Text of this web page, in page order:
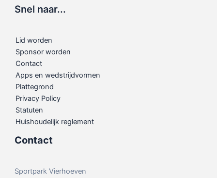
Snel naar...
Lid worden
Sponsor worden
Contact
Apps en wedstrijdvormen
Plattegrond
Privacy Policy
Statuten
Huishoudelijk reglement
Contact
Sportpark Vierhoeven